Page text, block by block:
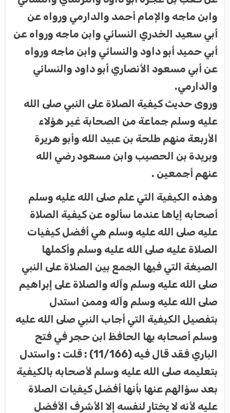
وابن ماجه والإمام أحمد والدارمي ورواه عن
أبي سعيد الخدري النسائي وابن ماجه ورواه عن
أبي حميد أبو داود والنسائي وابن ماجه ورواه
عن أبي مسعود الأنصاري أبو داود والنسائي
والدارمي.
وروى حديث كيفية الصلاة على النبي صلى الله
عليه وسلم جماعة من الصحابة غير هؤلاء
الأربعة منهم طلحة بن عبيد الله وأبو هريرة
وبريدة بن الحصيب وابن مسعود رضي الله
عنهم أجمعين .
وهذه الكيفية التي علم صلى الله عليه وسلم
أصحابه إياها عندما سألوه عن كيفية الصلاة
عليه صلى الله عليه وسلم هي أفضل كيفيات
الصلاة عليه صلى الله عليه وسلم وأكملها
الصيغة التي فيها الجمع بين الصلاة على النبي
صلى الله عليه وسلم وآله والصلاة على إبراهيم
صلى الله عليه وسلم وآله وممن استدل
بتفصيل الكيفية التي أجاب النبي صلى الله عليه
وسلم أصحابه بها الحافظ ابن حجر في فتح
الباري فقد قال فيه (11/166) : قلت : واستدل
بتعليمه صلى الله عليه وسلم لأصحابه بالكيفية
بعد سؤالهم عنها بأنها أفضل كيفيات الصلاة
عليه لأنه لا يختار لنفسه إلا الأشرف الأفضل